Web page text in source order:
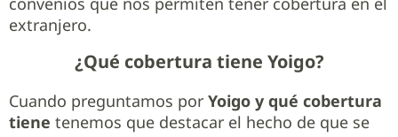
extranjero.
¿Qué cobertura tiene Yoigo?
Cuando preguntamos por Yoigo y qué cobertura
tiene tenemos que destacar el hecho de que se